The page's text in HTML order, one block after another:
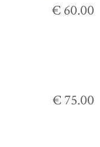
€ 60.00
€ 75.00